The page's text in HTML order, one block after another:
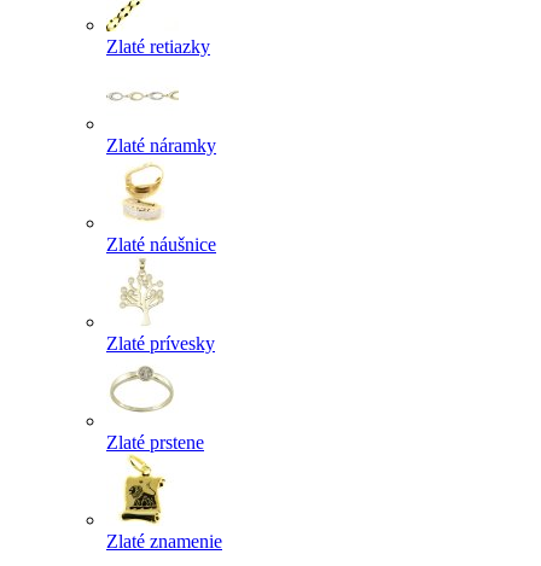
Zlaté retiazky
Zlaté náramky
Zlaté náušnice
Zlaté prívesky
Zlaté prstene
Zlaté znamenie